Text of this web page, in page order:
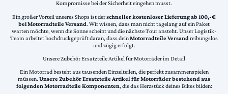
Kompromisse bei der Sicherheit eingehen musst.
Ein großer Vorteil unseres Shops ist derschneller kostenloser Lieferung ab 100,-€
bei Motorradteile Versand. Wir wissen, dass man nicht tagelang auf ein Paket
warten möchte, wenn die Sonne scheint und die nächste Tour ansteht. Unser Logistik-
Team arbeitet hochdruckgeprüft daran, dass deinMotorradteile Versand reibungslos
und zügig erfolgt.
Unsere Zubehör Ersatzteile Artikel für Motorräder im Detail
Ein Motorrad besteht aus tausenden Einzelteilen, die perfekt zusammenspielen
müssen. Unsere Zubehör Ersatzteile Artikel für Motorräder bestehend aus
folgenden Motorradteile Komponenten, die das Herzstück deines Bikes bilden: